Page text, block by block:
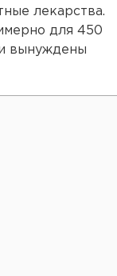
лекарства.
для 450
вынуждены